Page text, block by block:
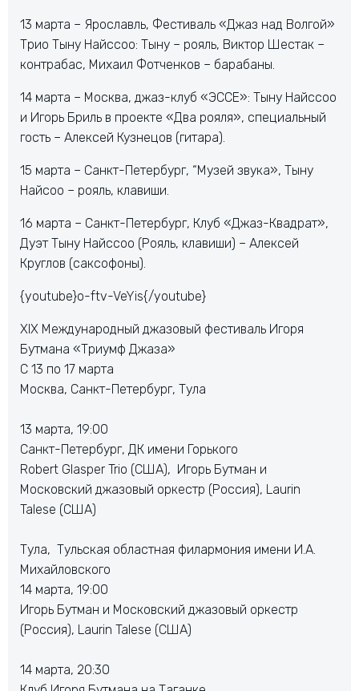
13 марта – Ярославль, Фестиваль «Джаз над Волгой»
Трио Тыну Найссоо: Тыну – рояль, Виктор Шестак –
контрабас, Михаил Фотченков – барабаны.
14 марта – Москва, джаз-клуб «ЭССЕ»: Тыну Найссоо
и Игорь Бриль в проекте «Два рояля», специальный
гость – Алексей Кузнецов (гитара).
15 марта – Санкт-Петербург, “Музей звука», Тыну
Найсоо – рояль, клавиши.
16 марта – Санкт-Петербург, Клуб «Джаз-Квадрат»,
Дуэт Тыну Найссоо (Рояль, клавиши) – Алексей
Круглов (саксофоны).
{youtube}o-ftv-VeYis{/youtube}
XIХ Международный джазовый фестиваль Игоря
Бутмана «Триумф Джаза»
С 13 по 17 марта
Москва, Санкт-Петербург, Тула
13 марта, 19:00
Санкт-Петербург, ДК имени Горького
Robert Glasper Trio (США), Игорь Бутман и
Московский джазовый оркестр (Россия), Laurin
Talese (США)
Тула, Тульская областная филармония имени И.А.
Михайловского
14 марта, 19:00
Игорь Бутман и Московский джазовый оркестр
(Россия), Laurin Talese (США)
14 марта, 20:30